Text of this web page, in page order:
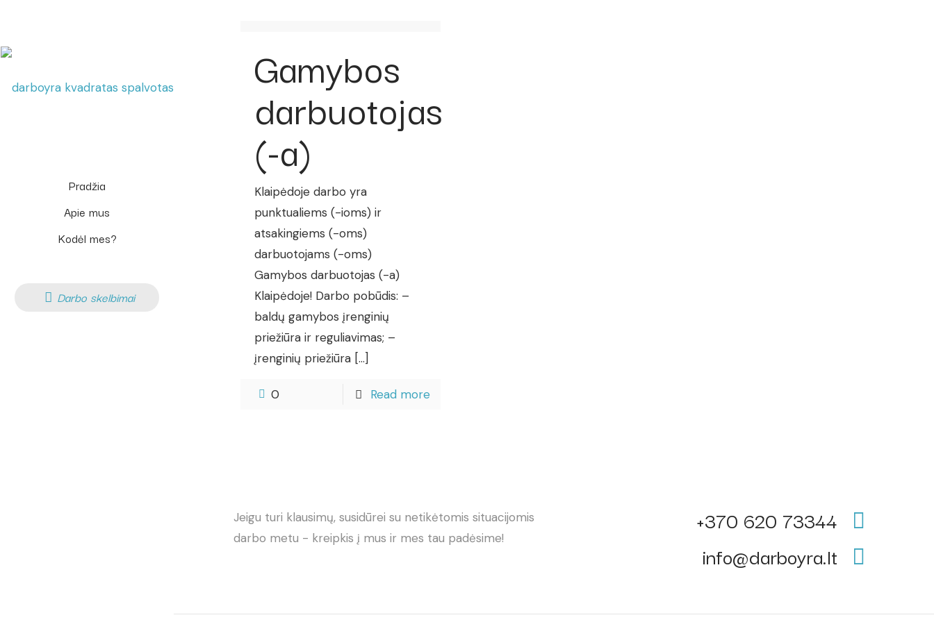
Pradžia
Apie mus
Kodėl mes?
Darbo skelbimai
Gamybos
darbuotojas
(-a)
Klaipėdoje darbo yra
punktualiems (-ioms) ir
atsakingiems (-oms)
darbuotojams (-oms)
Gamybos darbuotojas (-a)
Klaipėdoje! Darbo pobūdis: –
baldų gamybos įrenginių
priežiūra ir reguliavimas; –
įrenginių priežiūra[…]
0 Read more
Jeigu turi klausimų, susidūrei su netikėtomis situacijomis
darbo metu - kreipkis į mus ir mes tau padėsime!
+370 620 73344
info@darboyra.lt